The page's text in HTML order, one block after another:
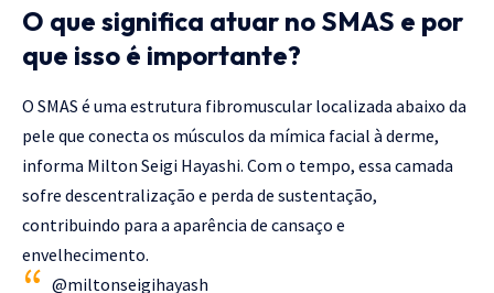
O que significa atuar no SMAS e por
que isso é importante?
O SMAS é uma estrutura fibromuscular localizada abaixo da
pele que conecta os músculos da mímica facial à derme,
informa Milton Seigi Hayashi. Com o tempo, essa camada
sofre descentralização e perda de sustentação,
contribuindo para a aparência de cansaço e
envelhecimento.
@miltonseigihayash